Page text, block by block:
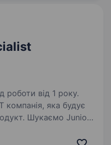
роботи від 1 року.
яка будує
Шукаємо Junior
як. Ти наш